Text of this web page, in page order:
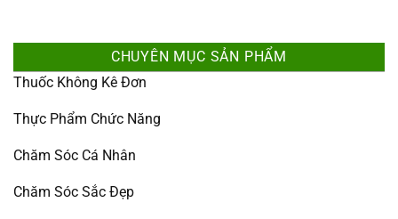
CHUYÊN MỤC SẢN PHẨM
Thuốc Không Kê Đơn
Thực Phẩm Chức Năng
Chăm Sóc Cá Nhân
Chăm Sóc Sắc Đẹp